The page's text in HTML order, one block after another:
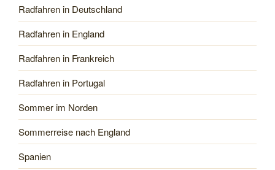
Radfahren in Deutschland
Radfahren in England
Radfahren in Frankreich
Radfahren in Portugal
Sommer im Norden
Sommerreise nach England
Spanien